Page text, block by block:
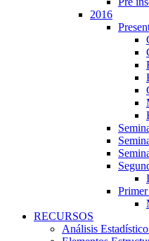
2016
RECURSOS
Análisis